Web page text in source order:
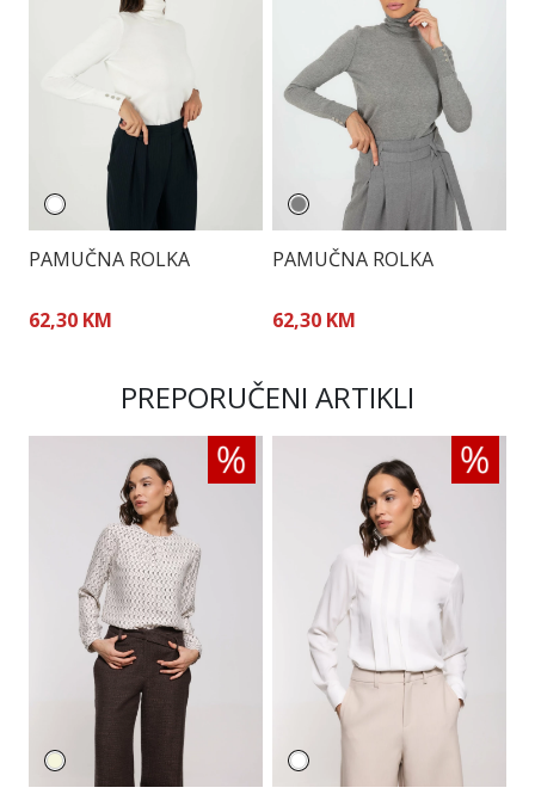
PAMUČNA ROLKA
62,30 KM
PAMUČNA ROLKA
62,30 KM
PREPORUČENI ARTIKLI